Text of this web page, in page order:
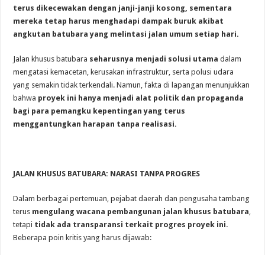
terus dikecewakan dengan janji-janji kosong, sementara
mereka tetap harus menghadapi dampak buruk akibat
angkutan batubara yang melintasi jalan umum setiap hari.
Jalan khusus batubara seharusnya menjadi solusi utama dalam
mengatasi kemacetan, kerusakan infrastruktur, serta polusi udara
yang semakin tidak terkendali. Namun, fakta di lapangan menunjukkan
bahwa proyek ini hanya menjadi alat politik dan propaganda
bagi para pemangku kepentingan yang terus
menggantungkan harapan tanpa realisasi.
JALAN KHUSUS BATUBARA: NARASI TANPA PROGRES
Dalam berbagai pertemuan, pejabat daerah dan pengusaha tambang
terus mengulang wacana pembangunan jalan khusus batubara,
tetapi tidak ada transparansi terkait progres proyek ini.
Beberapa poin kritis yang harus dijawab: